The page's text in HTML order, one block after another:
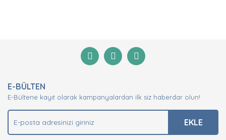
Yorum Yaz
Görüş ve önerileriniz için teşekkür ederiz.
Ürün açıklamasında eksik bilgiler bulunuyor.
Ürün bilgilerinde hatalar bulunuyor.
E-BÜLTEN
E-Bültene kayıt olarak kampanyalardan ilk siz haberdar olun!
EKLE